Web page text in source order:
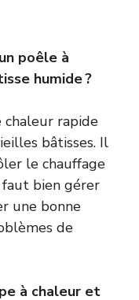
poêle à
humide ?
chaleur rapide
bâtisses. Il
le chauffage
faut bien gérer
une bonne
de
à chaleur et